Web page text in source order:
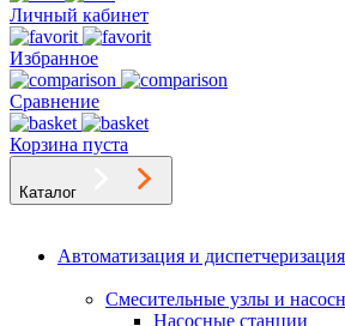
Личный кабинет
Избранное
Сравнение
Корзина пуста
Каталог
Автоматизация и
Смесительные узлы и
Насосные станции